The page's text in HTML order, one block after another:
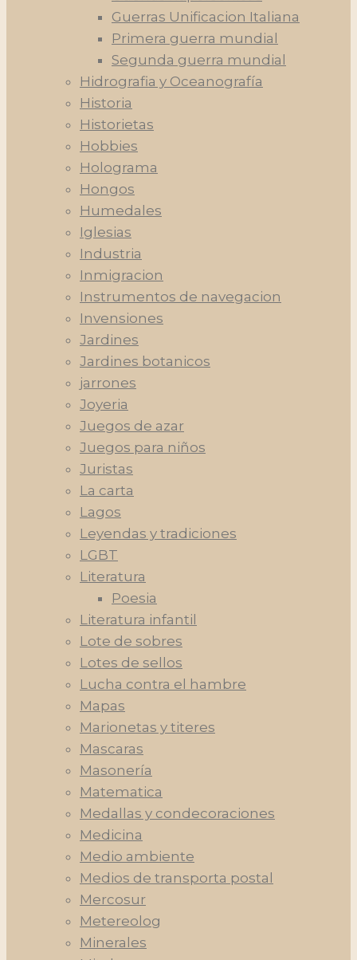
Guerras Unificacion Italiana
Primera guerra mundial
Segunda guerra mundial
Hidrografia y Oceanografía
Historia
Historietas
Hobbies
Holograma
Hongos
Humedales
Iglesias
Industria
Inmigracion
Instrumentos de navegacion
Invensiones
Jardines
Jardines botanicos
jarrones
Joyeria
Juegos de azar
Juegos para niños
Juristas
La carta
Lagos
Leyendas y tradiciones
LGBT
Literatura
Poesia
Literatura infantil
Lote de sobres
Lotes de sellos
Lucha contra el hambre
Mapas
Marionetas y titeres
Mascaras
Masonería
Matematica
Medallas y condecoraciones
Medicina
Medio ambiente
Medios de transporta postal
Mercosur
Metereolog
Minerales